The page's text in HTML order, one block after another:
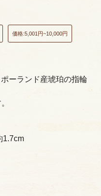
価格:5,001円~10,000円
ーランド産琥珀の指輪